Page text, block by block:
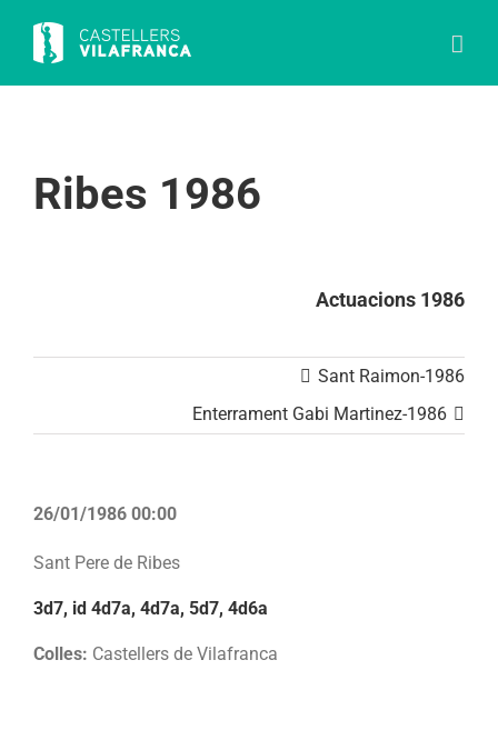
content
Ribes 1986
Actuacions 1986
Sant Raimon-1986
Enterrament Gabi Martinez-1986
26/01/1986 00:00
Sant Pere de Ribes
3d7, id 4d7a, 4d7a, 5d7, 4d6a
Colles: Castellers de Vilafranca